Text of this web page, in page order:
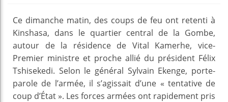
Ce dimanche matin, des coups de feu ont retenti à
Kinshasa, dans le quartier central de la Gombe,
autour de la résidence de Vital Kamerhe, vice-
Premier ministre et proche allié du président Félix
Tshisekedi. Selon le général Sylvain Ekenge, porte-
parole de l’armée, il s’agissait d’une « tentative de
coup d’État ». Les forces armées ont rapidement pris